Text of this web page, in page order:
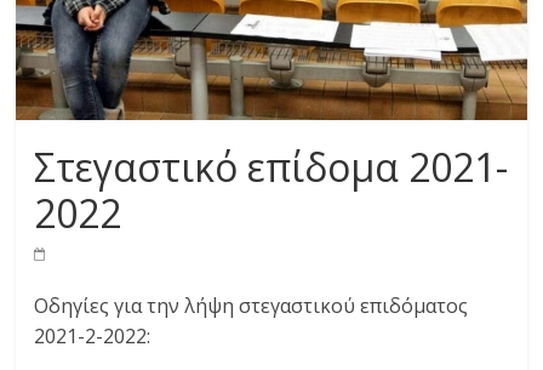
Στεγαστικό επίδομα 2021-
2022
Οδηγίες για την λήψη στεγαστικού επιδόματος
2021-2-2022: